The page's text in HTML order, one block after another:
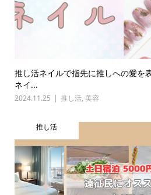
推し活ネイルで指先に推しへの愛を
ネイ...
2024.11.25 推し活, 美容
推し活